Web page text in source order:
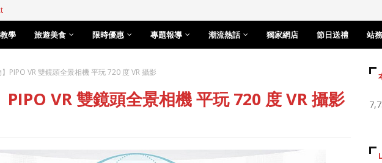
學 旅遊美食 限時優惠 專題報導 潮流熱話 獨家網店 節日送禮 站
】PIPO VR 雙鏡頭全景相機 平玩 720 度 VR 攝影
PIPO VR 雙鏡頭全景相機 平玩 720 度 VR 攝影